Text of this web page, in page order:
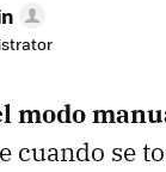
modo
cuando se